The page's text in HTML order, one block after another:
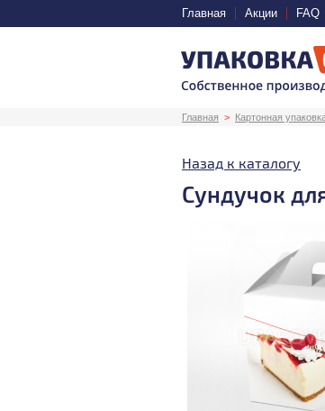
Главная Акции FAQ
Главная Картонная
Назад к каталогу
Сундучок